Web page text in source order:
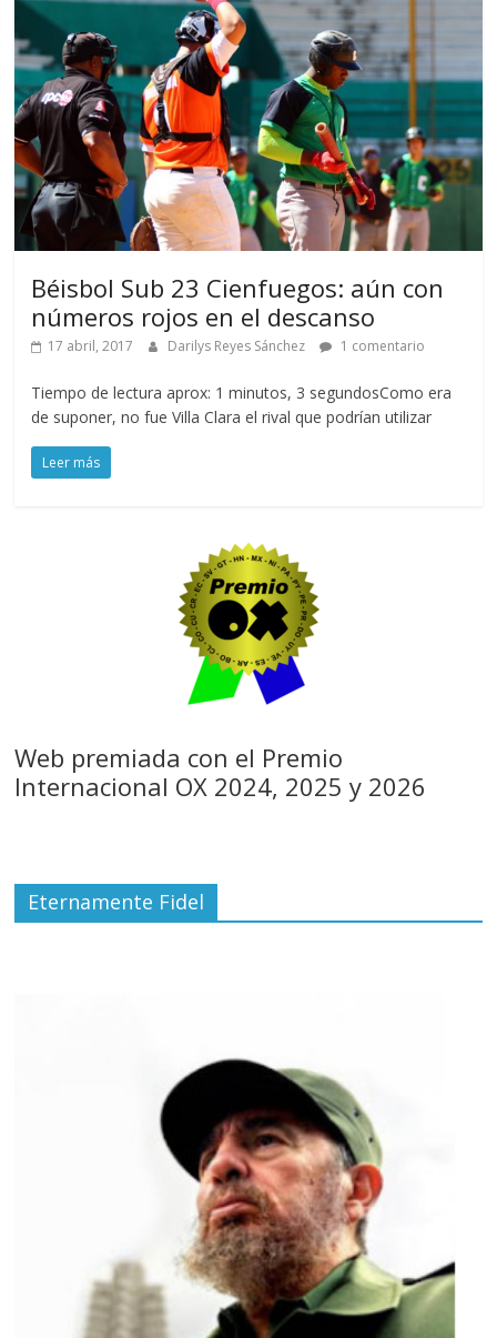
Béisbol Sub 23 Cienfuegos: aún con
números rojos en el descanso
17 abril, 2017 Darilys Reyes Sánchez 1 comentario
Tiempo de lectura aprox: 1 minutos, 3 segundosComo era
de suponer, no fue Villa Clara el rival que podrían utilizar
Leer más
Web premiada con el Premio
Internacional OX 2024, 2025 y 2026
Eternamente Fidel